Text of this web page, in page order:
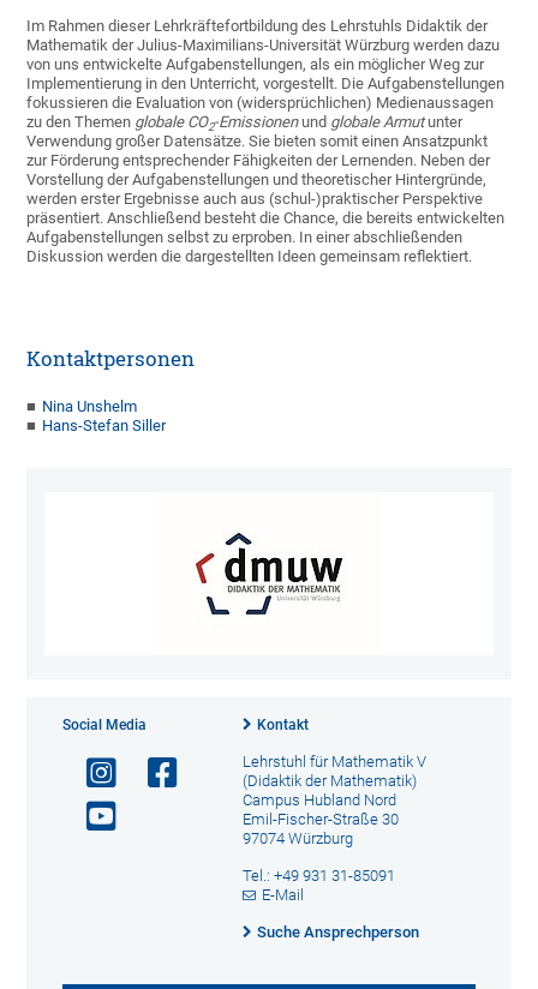
Im Rahmen dieser Lehrkräftefortbildung des Lehrstuhls Didaktik der
Mathematik der Julius-Maximilians-Universität Würzburg werden dazu
von uns entwickelte Aufgabenstellungen, als ein möglicher Weg zur
Implementierung in den Unterricht, vorgestellt. Die Aufgabenstellungen
fokussieren die Evaluation von (widersprüchlichen) Medienaussagen
zu den Themen globale CO2-Emissionenund globale Armutunter
Verwendung großer Datensätze. Sie bieten somit einen Ansatzpunkt
zur Förderung entsprechender Fähigkeiten der Lernenden. Neben der
Vorstellung der Aufgabenstellungen und theoretischer Hintergründe,
werden erster Ergebnisse auch aus (schul-)praktischer Perspektive
präsentiert. Anschließend besteht die Chance, die bereits entwickelten
Aufgabenstellungen selbst zu erproben. In einer abschließenden
Diskussion werden die dargestellten Ideen gemeinsam reflektiert.
Kontaktpersonen
Nina Unshelm
Hans-Stefan Siller
Social Media Kontakt
Lehrstuhl für Mathematik V
(Didaktik der Mathematik)
Campus Hubland Nord
Emil-Fischer-Straße 30
97074 Würzburg
Tel.: +49 931 31-85091
E-Mail
Suche Ansprechperson